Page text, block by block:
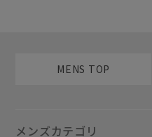
MENS TOP
メンズカテゴリ